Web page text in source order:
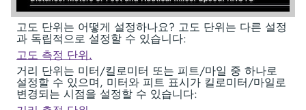
고도 단위는 어떻게 설정하나요? 고도 단위는 다른 설정
과 독립적으로 설정할 수 있습니다:
고도 측정 단위.
거리 단위는 미터/킬로미터 또는 피트/마일 중 하나로
설정할 수 있으며, 미터와 피트 표시가 킬로미터/마일로
변경되는 시점을 설정할 수 있습니다: